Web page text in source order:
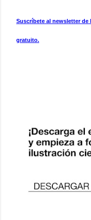
Suscríbete al newsletter
gratuito.